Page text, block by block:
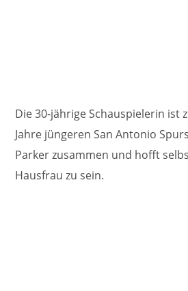
Die 30-jährige Schauspielerin ist
Jahre jüngeren San Antonio
Parker zusammen und hofft
Hausfrau zu sein.